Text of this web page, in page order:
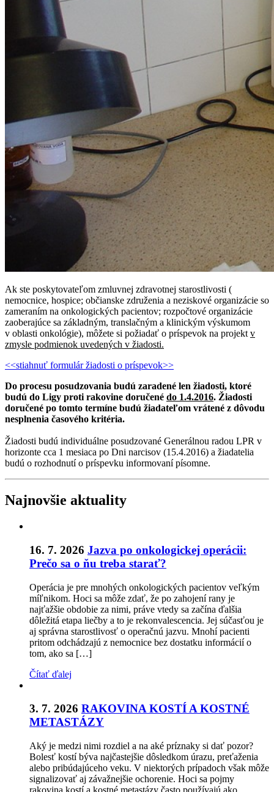
Ak ste poskytovateľom zmluvnej zdravotnej starostlivosti (
nemocnice, hospice; občianske združenia a neziskové organizácie so
zameraním na onkologických pacientov; rozpočtové organizácie
zaoberajúce sa základným, translačným a klinickým výskumom
v oblasti onkológie), môžete si požiadať o príspevok na projekt v
zmysle podmienok uvedených v žiadosti.
<<stiahnuť formulár žiadosti o príspevok>>
Do procesu posudzovania budú zaradené len žiadosti, ktoré
budú do Ligy proti rakovine doručené do 1.4.2016. Žiadosti
doručené po tomto termíne budú žiadateľom vrátené z dôvodu
nesplnenia časového kritéria.
Žiadosti budú individuálne posudzované Generálnou radou LPR v
horizonte cca 1 mesiaca po Dni narcisov (15.4.2016) a žiadatelia
budú o rozhodnutí o príspevku informovaní písomne.
Najnovšie aktuality
16. 7. 2026 Jazva po onkologickej operácii:
Prečo sa o ňu treba starať?
Operácia je pre mnohých onkologických pacientov veľkým
míľnikom. Hoci sa môže zdať, že po zahojení rany je
najťažšie obdobie za nimi, práve vtedy sa začína ďalšia
dôležitá etapa liečby a to je rekonvalescencia. Jej súčasťou je
aj správna starostlivosť o operačnú jazvu. Mnohí pacienti
pritom odchádzajú z nemocnice bez dostatku informácií o
tom, ako sa […]
Čítať ďalej
3. 7. 2026 RAKOVINA KOSTÍ A KOSTNÉ
METASTÁZY
Aký je medzi nimi rozdiel a na aké príznaky si dať pozor?
Bolesť kostí býva najčastejšie dôsledkom úrazu, preťaženia
alebo pribúdajúceho veku. V niektorých prípadoch však môže
signalizovať aj závažnejšie ochorenie. Hoci sa pojmy
rakovina kostí a kostné metastázy často používajú ako